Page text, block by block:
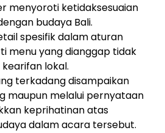
menyoroti ketidaksesuaian
budaya Bali.
spesifik dalam aturan
menu yang dianggap tidak
lokal.
terkadang disampaikan
maupun melalui pernyataan
keprihatinan atas
dalam acara tersebut.